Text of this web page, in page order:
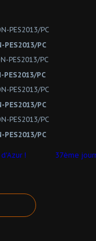
PES2013/PC
PES2013/PC
PES2013/PC
PES2013/PC
! 37ème